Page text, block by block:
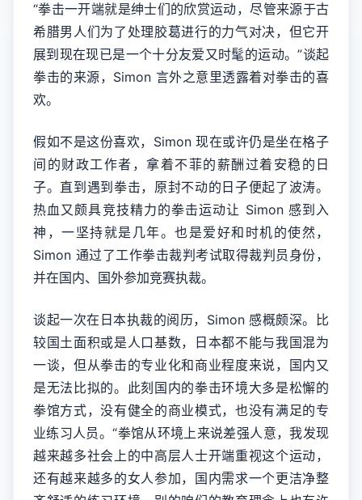
“拳击一开端就是绅士们的欣赏运动，尽管来源于古
希腊男人们为了处理胶葛进行的力气对决，但它开
展到现在现已是一个十分友爱又时髦的运动。”谈起
拳击的来源，Simon 言外之意里透露着对拳击的喜
欢。
假如不是这份喜欢，Simon 现在或许仍是坐在格子
间的财政工作者，拿着不菲的薪酬过着安稳的日
子。直到遇到拳击，原封不动的日子便起了波涛。
热血又颇具竞技精力的拳击运动让 Simon 感到入
神，一坚持就是几年。也是爱好和时机的使然，
Simon 通过了工作拳击裁判考试取得裁判员身份，
并在国内、国外参加竞赛执裁。
谈起一次在日本执裁的阅历，Simon 感概颇深。比
较国土面积或是人口基数，日本都不能与我国混为
一谈，但从拳击的专业化和商业程度来说，国内又
是无法比拟的。此刻国内的拳击环境大多是松懈的
拳馆方式，没有健全的商业模式，也没有满足的专
业练习人员。“拳馆从环境上来说差强人意，我发现
越来越多社会上的中高层人士开端重视这个运动，
还有越来越多的女人参加，国内需求一个更洁净整